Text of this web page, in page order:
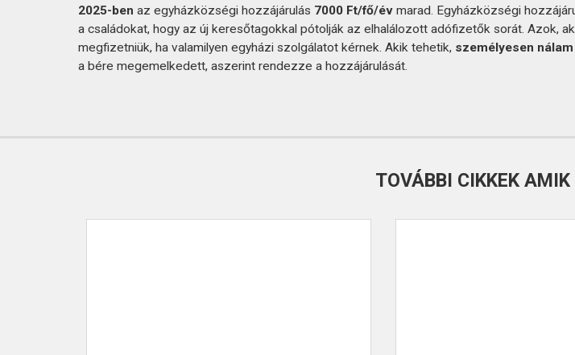
2025-ben az egyházközségi hozzájárulás 7000 Ft/fő/év marad. Egyházközségi
a családokat, hogy az új keresőtagokkal pótolják az elhalálozott adófizetők sorát. Azok,
megfizetniük, ha valamilyen egyházi szolgálatot kérnek. Akik tehetik, személyesen nálam
a bére megemelkedett, aszerint rendezze a hozzájárulását.
TOVÁBBI CIKKEK AMIK